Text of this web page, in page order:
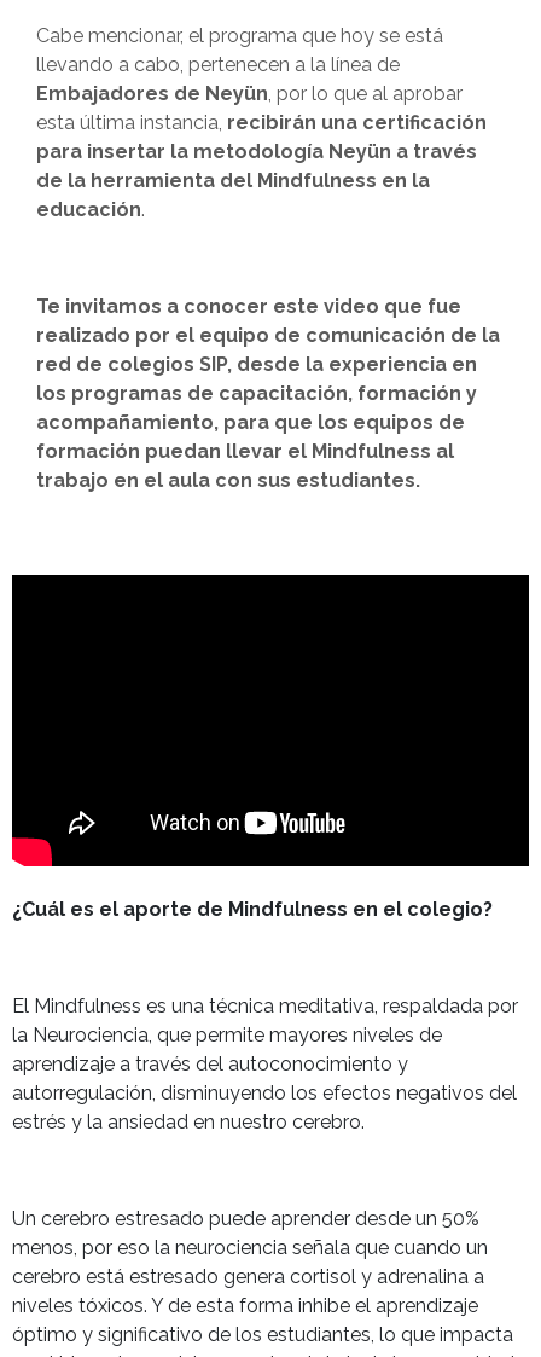
Cabe mencionar, el programa que hoy se está
llevando a cabo, pertenecen a la línea de
Embajadores de Neyün, por lo que al aprobar
esta última instancia, recibirán una certificación
para insertar la metodología Neyün a través
de la herramienta del Mindfulness en la
educación.
Te invitamos a conocer este video que fue
realizado por el equipo de comunicación de la
red de colegios SIP, desde la experiencia en
los programas de capacitación, formación y
acompañamiento, para que los equipos de
formación puedan llevar el Mindfulness al
trabajo en el aula con sus estudiantes.
¿Cuál es el aporte de Mindfulness en el colegio?
El Mindfulness es una técnica meditativa, respaldada por
la Neurociencia, que permite mayores niveles de
aprendizaje a través del autoconocimiento y
autorregulación, disminuyendo los efectos negativos del
estrés y la ansiedad en nuestro cerebro.
Un cerebro estresado puede aprender desde un 50%
menos, por eso la neurociencia señala que cuando un
cerebro está estresado genera cortisol y adrenalina a
niveles tóxicos. Y de esta forma inhibe el aprendizaje
óptimo y significativo de los estudiantes, lo que impacta